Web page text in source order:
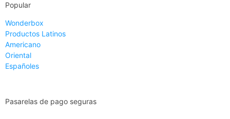
Popular
Wonderbox
Productos Latinos
Americano
Oriental
Españoles
Pasarelas de pago seguras